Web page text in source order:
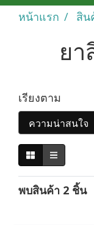
หน้าแรก สิน
ย
เรียงตาม
พบสินค้า 2 ชิ้น